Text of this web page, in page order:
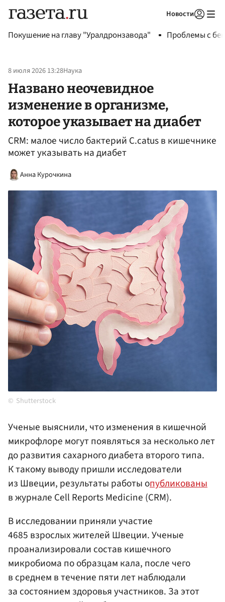
Новости
Покушение на главу "Уралдронзавода" Проблемы с
8 июля 2026 13:28Наука
Названо неочевидное
изменение в организме,
которое указывает на диабет
CRM: малое число бактерий C.catus в кишечнике
может указывать на диабет
Анна Курочкина
Shutterstock
Ученые выяснили, что изменения в кишечной
микрофлоре могут появляться за несколько лет
до развития сахарного диабета второго типа.
К такому выводу пришли исследователи
из Швеции, результаты работы опубликованы
в журнале Cell Reports Medicine (CRM).
В исследовании приняли участие
4685 взрослых жителей Швеции. Ученые
проанализировали состав кишечного
микробиома по образцам кала, после чего
в среднем в течение пяти лет наблюдали
за состоянием здоровья участников. За этот